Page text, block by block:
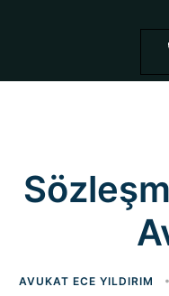
AVUKAT ECE YILDIRIM